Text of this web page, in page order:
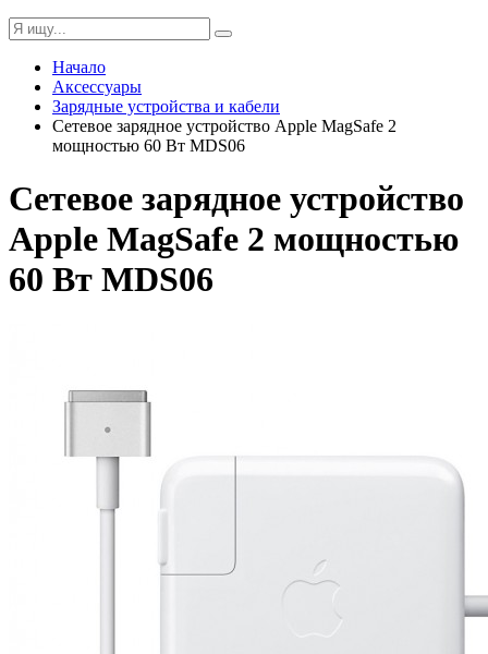
Начало
Аксессуары
Зарядные устройства и кабели
Сетевое зарядное устройство Apple MagSafe 2
мощностью 60 Вт MDS06
Сетевое зарядное устройство
Apple MagSafe 2 мощностью
60 Вт MDS06